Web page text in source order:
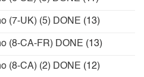
(7-UK) (5) DONE (13)
(8-CA-FR) DONE (13)
(8-CA) (2) DONE (12)